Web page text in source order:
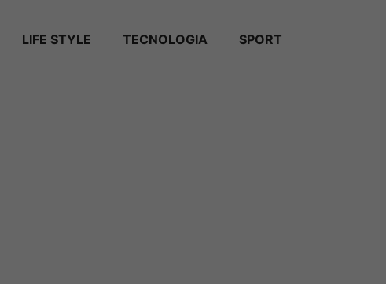
LIFE STYLE TECNOLOGIA SPORT